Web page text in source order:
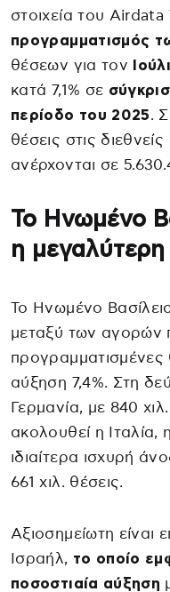
στοιχεία του
προγραμματισμός
θέσεων για τον
κατά 7,1% σε
περίοδο του 2025.
θέσεις στις
ανέρχονται σε
Το Ηνωμένο
η
Το Ηνωμένο
μεταξύ των αγορών
προγραμματισμένες
αύξηση 7,4%. Στη
Γερμανία, με 840
ακολουθεί η Ιταλία,
ιδιαίτερα ισχυρή
661 χιλ. θέσεις.
Αξιοσημείωτη είναι
Ισραήλ, το οποίο
ποσοστιαία αύξηση